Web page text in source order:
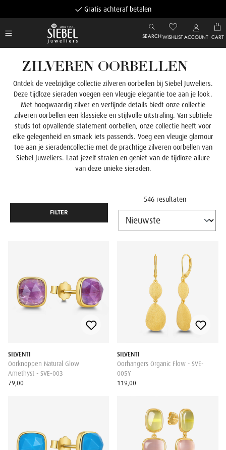
Gratis achteraf betalen
SEARCHWISHLISTACCOUNT CART
ZILVEREN OORBELLEN
Ontdek de veelzijdige collectie zilveren oorbellen bij Siebel Juweliers.
Deze tijdloze sieraden voegen een vleugje elegantie toe aan je look.
Met hoogwaardig zilver en verfijnde details biedt onze collectie
zilveren oorbellen een klassieke en stijlvolle uitstraling. Van subtiele
studs tot opvallende statement oorbellen, onze collectie heeft voor
elke gelegenheid en smaak iets passends. Voeg een vleugje glamour
toe aan je sieradencollectie met de prachtige zilveren oorbellen van
Siebel Juweliers. Laat jezelf stralen en geniet van de tijdloze allure
van deze unieke sieraden.
FILTER
546 resultaten
SILVENTI
Oorknoppen Natural Glow
Amethyst - SVE-003
79,00
SILVENTI
Oorhangers Organic Flow - SVE-
005Y
119,00